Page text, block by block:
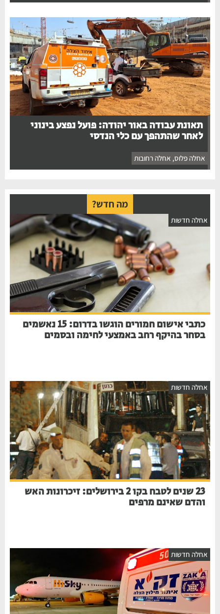
תאונת עבודה באור יהודה: פועל נפצע בינוני
לאחר שהתהפך עם כלי הנדסי
אחלה פלוס, אחלה רחובות
מה חדש?
אחלה חדשות
כתבי אישום חמורים הוגשו בדרום: 15 נאשמים
בסחר בהיקף רחב באמצעי לחימה ובסמים
אחלה חדשות
23 שנים לטבח בקו 2 בירושלים: זיכרונות האש
והדם שאינם מרפים
אחלה חדשות